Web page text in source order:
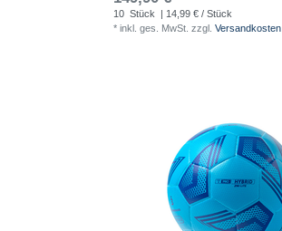
10 Stück
| 14,99 € / Stück
* inkl. ges. MwSt. zzgl. Versandkosten